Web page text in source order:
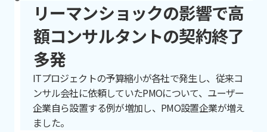
リーマンショックの影響で高
額コンサルタントの契約終了
多発
ITプロジェクトの予算縮小が各社で発生し、従来コ
ンサル会社に依頼していたPMOについて、ユーザー
企業自ら設置する例が増加し、PMO設置企業が増え
ました。